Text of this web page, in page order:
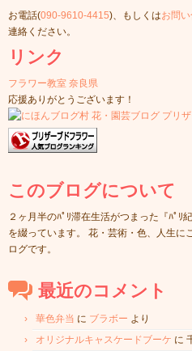
お電話(090-9610-4415)、もしくはお問
連絡ください。
リンク
フラワー教室 奈良県
応援ありがとうございます！
このブログについて
２ヶ月半のﾊﾟﾘ滞在生活がつまった『ﾊﾟﾘ
を綴っています。 花・芸術・色、人生に
ログです。
最近のコメント
華色弁当 に ブラボー より
オリジナルキャスケードブーケ に